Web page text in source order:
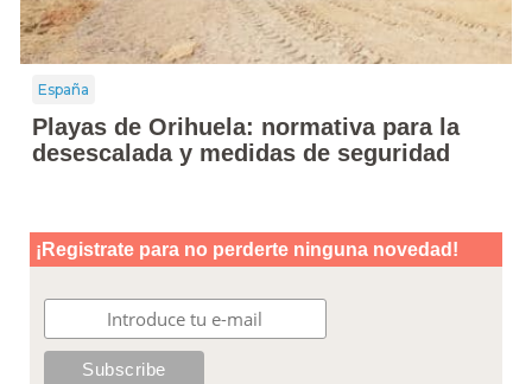
España
Playas de Orihuela: normativa para la
desescalada y medidas de seguridad